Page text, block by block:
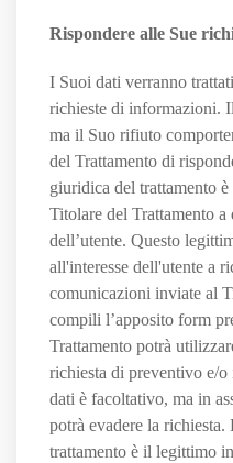
Rispondere alle Sue
I Suoi dati verranno
richieste di informazioni.
ma il Suo rifiuto
del Trattamento di
giuridica del trattamento
Titolare del Trattamento a
dell’utente. Questo
all'interesse dell'utente a
comunicazioni inviate al
compili l’apposito form
Trattamento potrà
richiesta di preventivo e/
dati è facoltativo, ma in
potrà evadere la
trattamento è il legittimo